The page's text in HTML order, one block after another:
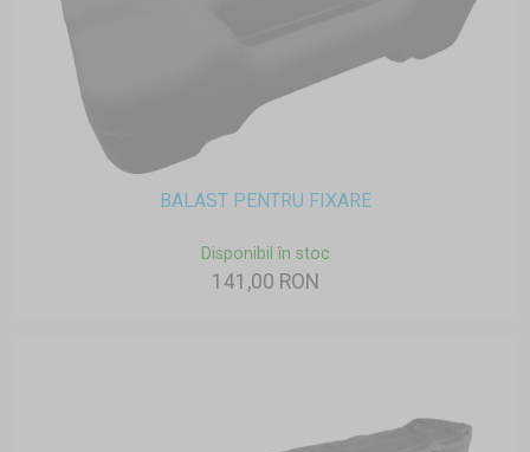
BALAST PENTRU FIXARE
Disponibil în stoc
141,00 RON